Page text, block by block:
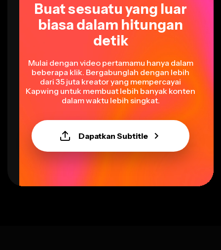
Buat sesuatu yang luar
biasa dalam hitungan
detik
Mulai dengan video pertamamu hanya dalam
beberapa klik. Bergabunglah dengan lebih
dari 35 juta kreator yang mempercayai
Kapwing untuk membuat lebih banyak konten
dalam waktu lebih singkat.
Dapatkan Subtitle